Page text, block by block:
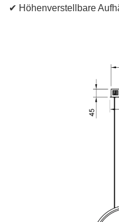
✔ Höhenverstellbare